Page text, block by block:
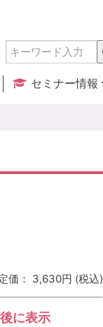
セミナー情報
価： 3,630円 (税込)
に表示